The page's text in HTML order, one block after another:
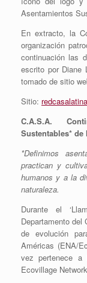
Asentamientos
En extracto, la
organización
continuación las
escrito por Diane
tomado de sitio
Sitio:
C.A.S.A.
Sustentables* de
*Definimos
practican y
humanos y a la
naturaleza.
Durante el
Departamento del
de evolución
Américas (ENA/
vez pertenece a
Ecovillage